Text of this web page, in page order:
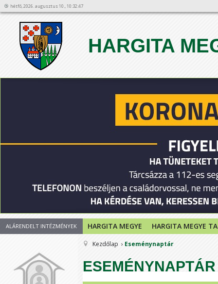
hétfő, 2026. augusztus 10., 10:32:47
HARGITA
12
ALÁRENDELT INTÉZMÉNYEK HARGITA MEGYE HARGITA MEGYE
Kezdőlap Eseménynaptár
ESEMÉNYNAPTÁR